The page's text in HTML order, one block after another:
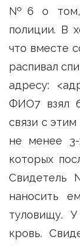
№6 о том,
полиции. В
что вместе
распивал
адресу:
ФИО7 взял
связи с
не менее 3-
которых
наносить
туловищу.
кровь.